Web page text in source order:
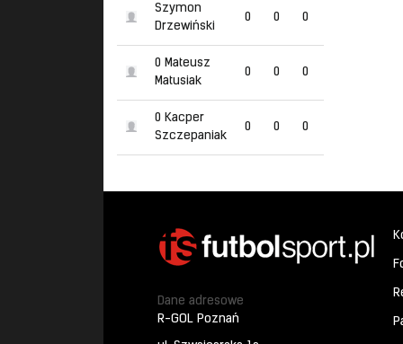
Szymon
Drzewiński
0 0 0
0 Mateusz
Matusiak
0 0 0
0 Kacper
Szczepaniak
0 0 0
Dane adresowe
R-GOL Poznań